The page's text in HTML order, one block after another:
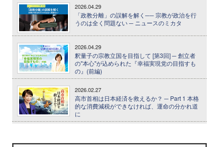
2026.04.29
「政教分離」の誤解を解く── 宗教が政治を行
うのは全く問題ない ─ ニュースのミカタ
2026.04.29
釈量子の宗教立国を目指して [第3回] ─ 創立者
の"本心"が込められた『幸福実現党の目指すも
の』(前編)
2026.02.27
高市首相は日本経済を救えるか？ ─ Part 1 本格
的な消費減税ができなければ、運命の分かれ道
に